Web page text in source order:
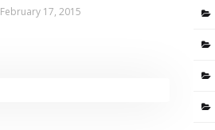
February 17, 2015